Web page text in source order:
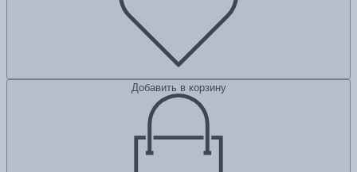
Добавить в корзину